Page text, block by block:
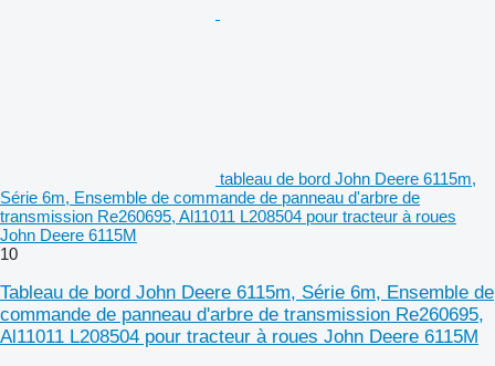
tableau de bord John Deere 6115m,
Série 6m, Ensemble de commande de panneau d'arbre de
transmission Re260695, Al11011 L208504 pour tracteur à roues
John Deere 6115M
10
Tableau de bord John Deere 6115m, Série 6m, Ensemble de
commande de panneau d'arbre de transmission Re260695,
Al11011 L208504 pour tracteur à roues John Deere 6115M